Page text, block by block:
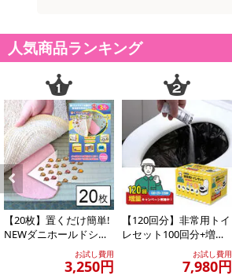
人気商品ランキング
Previous
【20枚】置くだけ簡単!
NEWダニホールドシー
お試し費用
3,250円
【120回分】非常用トイ
レセット100回分+増量2
お試し費用
7,980円